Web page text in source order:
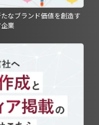
なブランド価値を創造す
業